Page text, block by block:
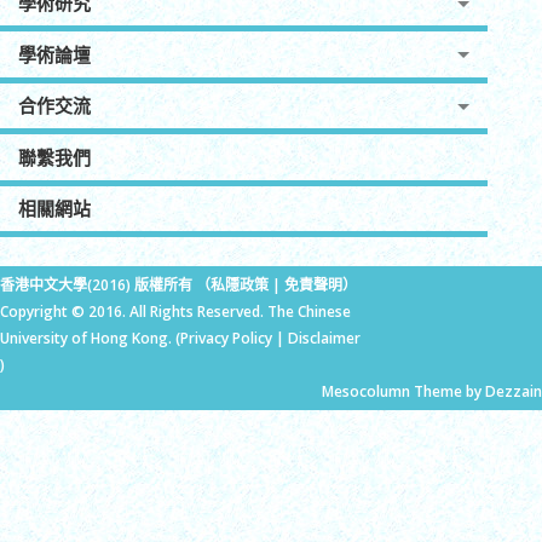
學術論壇
合作交流
聯繫我們
相關網站
香港中文大學(2016) 版權所有 （私隱政策 | 免責聲明）
Copyright © 2016. All Rights Reserved. The Chinese
University of Hong Kong. (Privacy Policy | Disclaimer
)
Mesocolumn Theme by Dezzain